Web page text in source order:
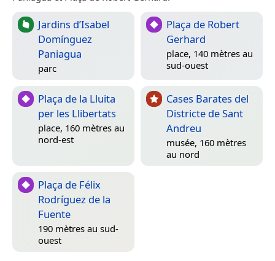
Jardins d’Isabel
Domínguez
Paniagua
parc
Plaça de Robert
Gerhard
place, 140 mètres au
sud-ouest
Plaça de la Lluita
per les Llibertats
place, 160 mètres au
nord-est
Cases Barates del
Districte de Sant
Andreu
musée, 160 mètres
au nord
Plaça de Félix
Rodríguez de la
Fuente
190 mètres au sud-
ouest